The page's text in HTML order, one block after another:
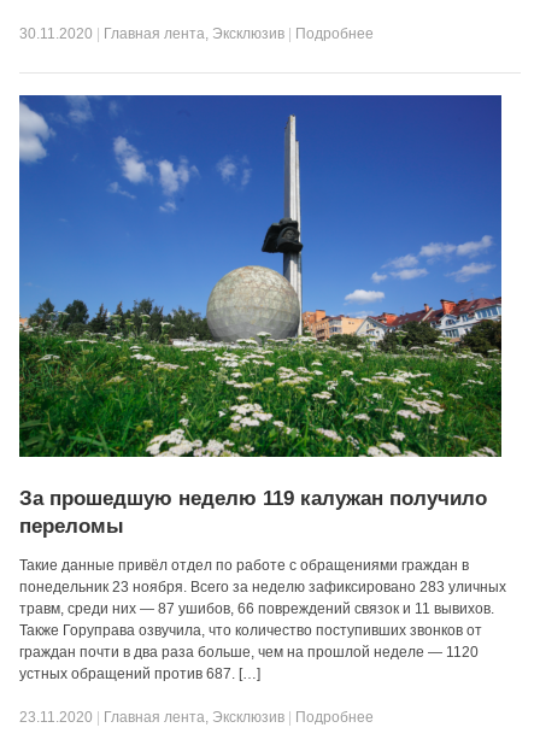
30.11.2020 Главная лента, Эксклюзив Подробнее
За прошедшую неделю 119 калужан получило
переломы
Такие данные привёл отдел по работе с обращениями граждан в
понедельник 23 ноября. Всего за неделю зафиксировано 283 уличных
травм, среди них — 87 ушибов, 66 повреждений связок и 11 вывихов.
Также Горуправа озвучила, что количество поступивших звонков от
граждан почти в два раза больше, чем на прошлой неделе — 1120
устных обращений против 687. […]
23.11.2020 Главная лента, Эксклюзив Подробнее